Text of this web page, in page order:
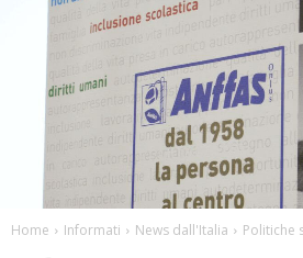
Home Informati News dall'Italia Politiche